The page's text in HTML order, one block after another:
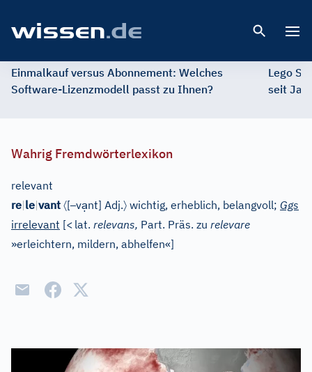
Einmalkauf versus Abonnement: Welches
Software-Lizenzmodell passt zu Ihnen?
Lego
seit
Wahrig Fremdwörterlexikon
relevant
re|le|vant 〈[–vạnt] Adj.〉 wichtig, erheblich, belangvoll; Ggs
irrelevant [< lat. relevans, Part. Präs. zu relevare
»erleichtern, mildern, abhelfen«]